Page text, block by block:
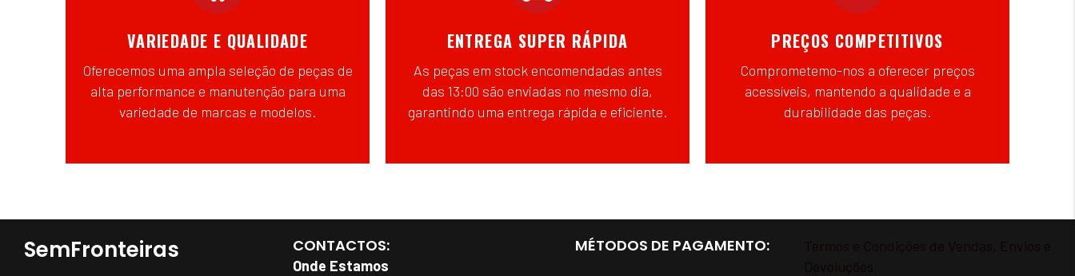
VARIEDADE E QUALIDADE
Oferecemos uma ampla seleção de peças de
alta performance e manutenção para uma
variedade de marcas e modelos.
ENTREGA SUPER RÁPIDA
As peças em stock encomendadas antes
das 13:00 são enviadas no mesmo dia,
garantindo uma entrega rápida e eficiente.
PREÇOS COMPETITIVOS
Comprometemo-nos a oferecer preços
acessíveis, mantendo a qualidade e a
durabilidade das peças.
SemFronteiras CONTACTOS:
Onde Estamos
MÉTODOS DE PAGAMENTO: